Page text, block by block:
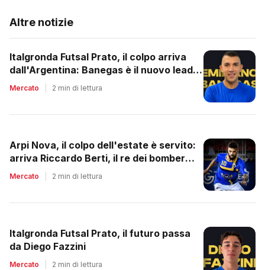
Altre notizie
Italgronda Futsal Prato, il colpo arriva
dall'Argentina: Banegas è il nuovo leader
dei biancazzurri
Mercato 2 min di lettura
Arpi Nova, il colpo dell'estate è servito:
arriva Riccardo Berti, il re dei bomber
toscani
Mercato 2 min di lettura
Italgronda Futsal Prato, il futuro passa
da Diego Fazzini
Mercato 2 min di lettura